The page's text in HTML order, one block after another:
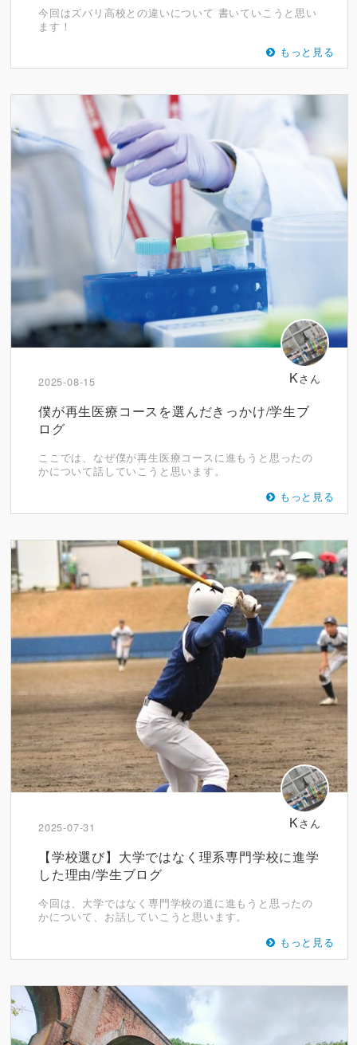
今回はズバリ高校との違いについて 書いていこうと思い
ます！
もっと見る
Kさん
2025-08-15
僕が再生医療コースを選んだきっかけ/学生ブ
ログ
ここでは、なぜ僕が再生医療コースに進もうと思ったの
かについて話していこうと思います。
もっと見る
Kさん
2025-07-31
【学校選び】大学ではなく理系専門学校に進学
した理由/学生ブログ
今回は、大学ではなく専門学校の道に進もうと思ったの
かについて、お話していこうと思います。
もっと見る